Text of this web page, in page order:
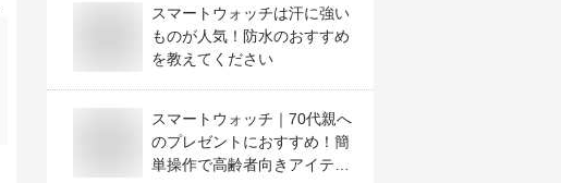
スマートウォッチは汗に強い
ものが人気！防水のおすすめ
を教えてください
スマートウォッチ｜70代親へ
のプレゼントにおすすめ！簡
単操作で高齢者向きアイテム